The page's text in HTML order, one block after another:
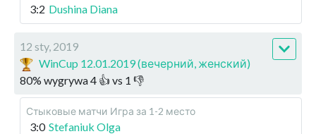
3:2 Dushina Diana
12 sty, 2019
WinCup 12.01.2019 (вечерний, женский)
80% wygrywa4 👍 vs 1 👎
Стыковые матчи Игра за 1-2 место
3:0 Stefaniuk Olga